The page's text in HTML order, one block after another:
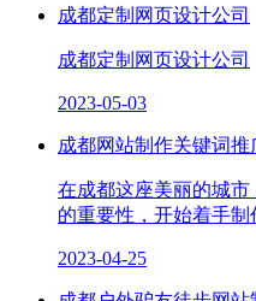
成都定制网页设计公司
成都定制网页设计公司
2023-05-03
成都网站制作关键词推
在成都这座美丽的城
的重要性，开始着手制
2023-04-25